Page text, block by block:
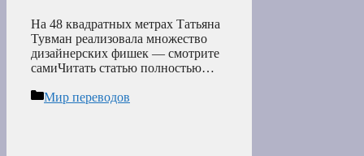
На 48 квадратных метрах Татьяна
Тувман реализовала множество
дизайнерских фишек — смотрите
самиЧитать статью полностью…
Рубрики
Мир переводов